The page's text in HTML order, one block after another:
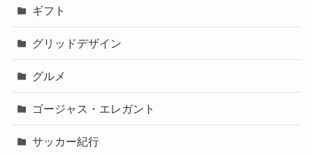
ギフト
グリッドデザイン
グルメ
ゴージャス・エレガント
サッカー紀行